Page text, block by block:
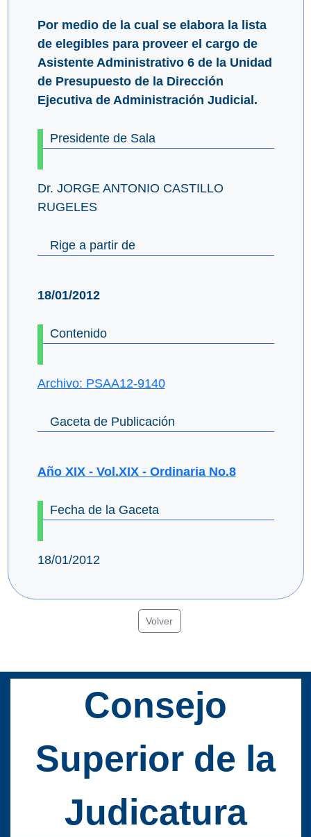
Por medio de la cual se elabora la lista
de elegibles para proveer el cargo de
Asistente Administrativo 6 de la Unidad
de Presupuesto de la Dirección
Ejecutiva de Administración Judicial.
Presidente de Sala
Dr. JORGE ANTONIO CASTILLO
RUGELES
Rige a partir de
18/01/2012
Contenido
Archivo: PSAA12-9140
Gaceta de Publicación
Año XIX - Vol.XIX - Ordinaria No.8
Fecha de la Gaceta
18/01/2012
Volver
Consejo
Superior de la
Judicatura